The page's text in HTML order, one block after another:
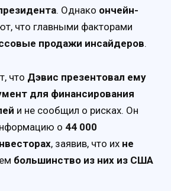
. Однако ончейн-
что главными факторами
продажи инсайдеров.
что Дэвис презентовал ему
для финансирования
и не сообщил о рисках. Он
о 44 000
, заявив, что их не
большинство из них из США